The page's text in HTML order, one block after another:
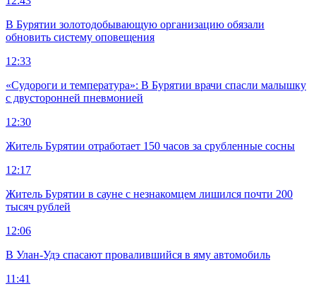
В Бурятии золотодобывающую организацию обязали
обновить систему оповещения
12:33
«Судороги и температура»: В Бурятии врачи спасли малышку
с двусторонней пневмонией
12:30
Житель Бурятии отработает 150 часов за срубленные сосны
12:17
Житель Бурятии в сауне с незнакомцем лишился почти 200
тысяч рублей
12:06
В Улан-Удэ спасают провалившийся в яму автомобиль
11:41